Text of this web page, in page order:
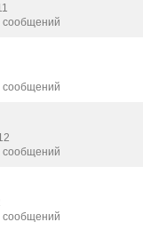
сообщений
сообщений
сообщений
сообщений